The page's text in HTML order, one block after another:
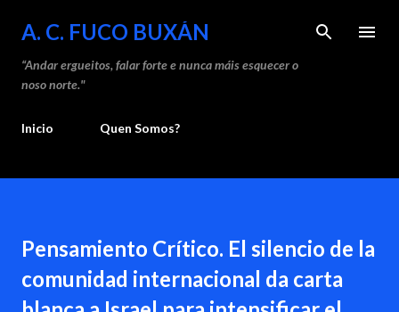
Saltar ao contido principal
A. C. FUCO BUXÁN
“Andar ergueitos, falar forte e nunca máis esquecer o
noso norte."
Inicio Quen Somos?
Pensamiento Crítico. El silencio de la
comunidad internacional da carta